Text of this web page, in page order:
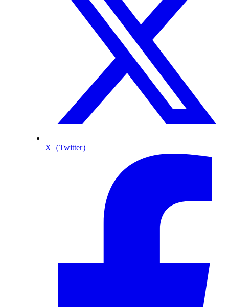
X（Twitter）